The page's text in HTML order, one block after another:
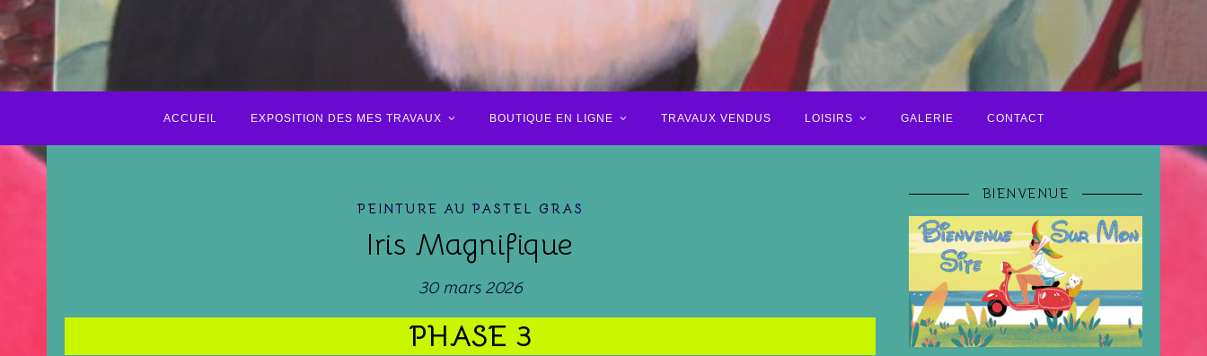
ACCUEIL EXPOSITION DES MES TRAVAUX BOUTIQUE EN LIGNE TRAVAUX VENDUS LOISIRS GALERIE CONTACT
PEINTURE AU PASTEL GRAS
Iris Magnifique
30 mars 2026
PHASE 3
BIENVENUE